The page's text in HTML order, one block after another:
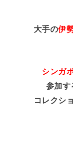
大手の伊
シンガ
参加す
コレクシ